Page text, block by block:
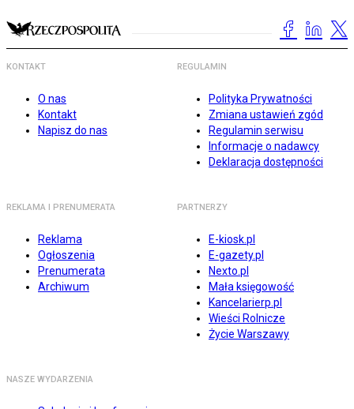
KONTAKT
O nas
Kontakt
Napisz do nas
REGULAMIN
Polityka Prywatności
Zmiana ustawień zgód
Regulamin serwisu
Informacje o nadawcy
Deklaracja dostępności
REKLAMA I PRENUMERATA
Reklama
Ogłoszenia
Prenumerata
Archiwum
PARTNERZY
E-kiosk.pl
E-gazety.pl
Nexto.pl
Mała księgowość
Kancelarierp.pl
Wieści Rolnicze
Życie Warszawy
NASZE WYDARZENIA